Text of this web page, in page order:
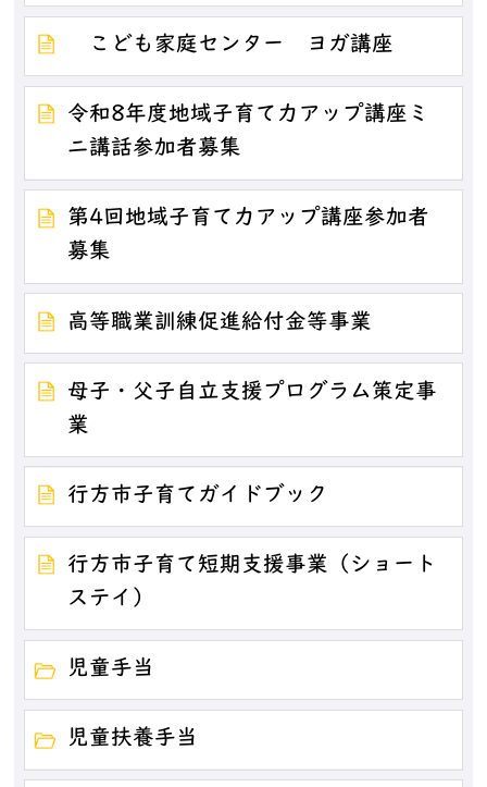
こども家庭センター ヨガ講座
令和8年度地域子育て力アップ講座ミ
ニ講話参加者募集
第4回地域子育て力アップ講座参加者
募集
高等職業訓練促進給付金等事業
母子・父子自立支援プログラム策定事
業
行方市子育てガイドブック
行方市子育て短期支援事業（ショート
ステイ）
児童手当
児童扶養手当